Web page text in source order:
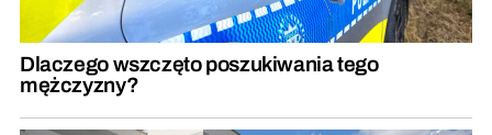
Dlaczego wszczęto poszukiwania tego
mężczyzny?